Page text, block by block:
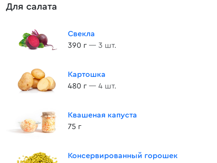
Для салата
Свекла
390 г — 3 шт.
Картошка
480 г — 4 шт.
Квашеная капуста
75 г
Консервированный горошек